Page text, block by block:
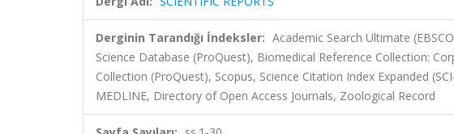
Derginin Tarandığı İndeksler: Academic Search Ultimate
Science Database (ProQuest), Biomedical Reference Collection:
Collection (ProQuest), Scopus, Science Citation Index Expanded
MEDLINE, Directory of Open Access Journals, Zoological Record